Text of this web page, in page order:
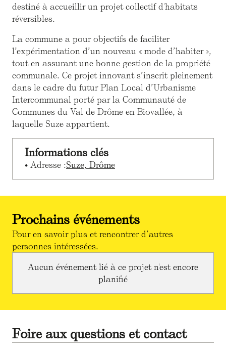
destiné à accueillir un projet collectif d'habitats
réversibles.
La commune a pour objectifs de faciliter
l’expérimentation d’un nouveau « mode d’habiter »,
tout en assurant une bonne gestion de la propriété
communale. Ce projet innovant s’inscrit pleinement
dans le cadre du futur Plan Local d’Urbanisme
Intercommunal porté par la Communauté de
Communes du Val de Drôme en Biovallée, à
laquelle Suze appartient.
Informations clés
• Adresse :Suze, Drôme
Prochains événements
Pour en savoir plus et rencontrer d’autres
personnes intéressées.
Aucun événement lié à ce projet n'est encore
planifié
Foire aux questions et contact